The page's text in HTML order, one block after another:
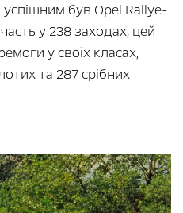
був Opel Rallye-
у 238 заходах, цей
у своїх класах,
та 287 срібних